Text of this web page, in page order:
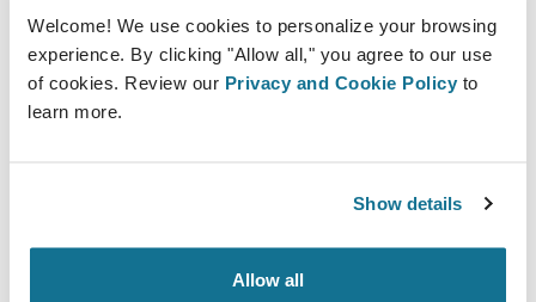
Welcome! We use cookies to personalize your browsing
experience. By clicking "Allow all," you agree to our use
of cookies. Review our Privacy and Cookie Policy to
learn more.
Show details
Allow all
redução de mama para uso potencial em sua
configuração prática.
Compreender o potencial de casos de problemas e
complicações vividas por seus pares, bem como